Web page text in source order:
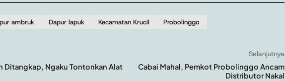
ambruk Dapur lapuk Kecamatan Krucil Probolinggo
Ditangkap, Ngaku Tontonkan Alat
Selanjutnya
Cabai Mahal, Pemkot Probolinggo Ancam
Distributor Nakal